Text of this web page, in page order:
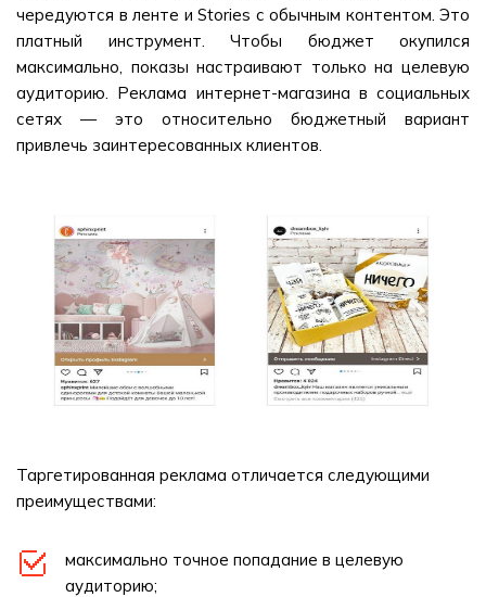
чередуются в ленте и Stories с обычным контентом. Это
платный инструмент. Чтобы бюджет окупился
максимально, показы настраивают только на целевую
аудиторию. Реклама интернет-магазина в социальных
сетях — это относительно бюджетный вариант
привлечь заинтересованных клиентов.
Таргетированная реклама отличается следующими
преимуществами:
максимально точное попадание в целевую
аудиторию;